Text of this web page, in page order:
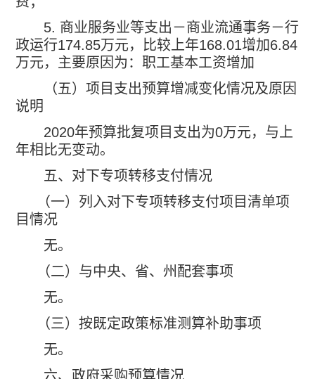
5. 商业服务业等支出－商业流通事务－行
政运行174.85万元，比较上年168.01增加6.84
万元，主要原因为：职工基本工资增加
（五）项目支出预算增减变化情况及原因
说明
2020年预算批复项目支出为0万元，与上
年相比无变动。
五、对下专项转移支付情况
（一）列入对下专项转移支付项目清单项
目情况
无。
（二）与中央、省、州配套事项
无。
（三）按既定政策标准测算补助事项
无。
六、政府采购预算情况